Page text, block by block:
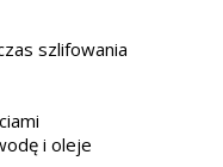
szlifowania
i oleje